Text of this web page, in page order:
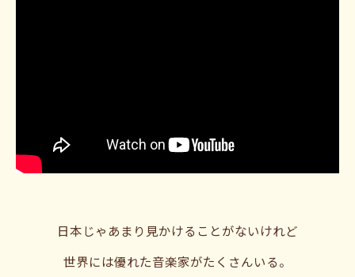
日本じゃあまり見かけることがないけれど
世界には優れた音楽家がたくさんいる。